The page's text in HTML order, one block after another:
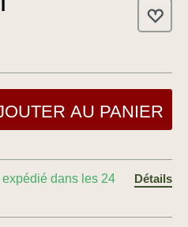
AU PANIER
dans les 24
Détails